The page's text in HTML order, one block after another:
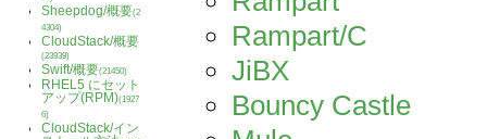
Sheepdog/概要(2
4304)
CloudStack/概要
(23939)
Swift/概要(21450)
RHEL5 にセット
アップ(RPM)(1927
6)
CloudStack/イン
Rampart/C
JiBX
Bouncy Castle